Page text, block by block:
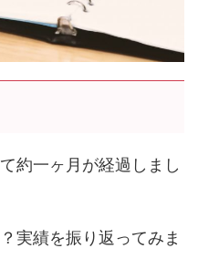
約一ヶ月が経過しまし
実績を振り返ってみま